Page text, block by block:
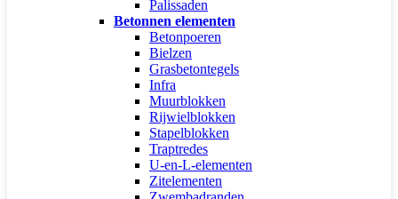
Palissaden
Betonnen elementen
Betonpoeren
Bielzen
Grasbetontegels
Infra
Muurblokken
Rijwielblokken
Stapelblokken
Traptredes
U-en-L-elementen
Zitelementen